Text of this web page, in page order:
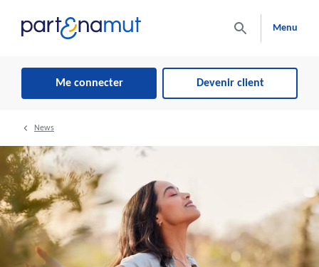
Menu
Me connecter Devenir client
News